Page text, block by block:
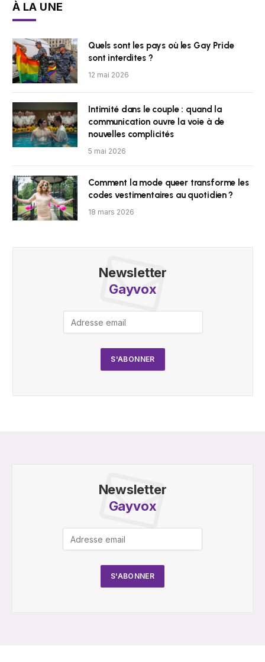
À LA UNE
Quels sont les pays où les Gay Pride
sont interdites ?
12 mai 2026
Intimité dans le couple : quand la
communication ouvre la voie à de
nouvelles complicités
5 mai 2026
Comment la mode queer transforme les
codes vestimentaires au quotidien ?
18 mars 2026
Newsletter
Gayvox
Newsletter
Gayvox